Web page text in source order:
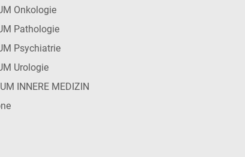
Onkologie
Pathologie
Psychiatrie
Urologie
INNERE MEDIZIN